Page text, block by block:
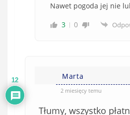
Nawet pogoda jej nie
3
0
Marta
2 miesięcy temu
Tłumy, wszystko
12